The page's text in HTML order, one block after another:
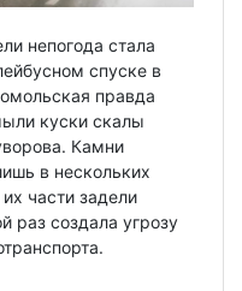
непогода стала
спуске в
правда
куски скалы
Камни
в нескольких
части задели
раз создала угрозу